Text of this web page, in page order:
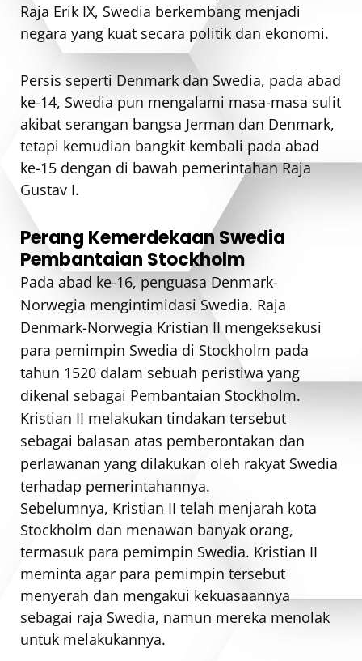
Raja Erik IX, Swedia berkembang menjadi
negara yang kuat secara politik dan ekonomi.
Persis seperti Denmark dan Swedia, pada abad
ke-14, Swedia pun mengalami masa-masa sulit
akibat serangan bangsa Jerman dan Denmark,
tetapi kemudian bangkit kembali pada abad
ke-15 dengan di bawah pemerintahan Raja
Gustav I.
Perang Kemerdekaan Swedia
Pembantaian Stockholm
Pada abad ke-16, penguasa Denmark-
Norwegia mengintimidasi Swedia. Raja
Denmark-Norwegia Kristian II mengeksekusi
para pemimpin Swedia di Stockholm pada
tahun 1520 dalam sebuah peristiwa yang
dikenal sebagai Pembantaian Stockholm.
Kristian II melakukan tindakan tersebut
sebagai balasan atas pemberontakan dan
perlawanan yang dilakukan oleh rakyat Swedia
terhadap pemerintahannya.
Sebelumnya, Kristian II telah menjarah kota
Stockholm dan menawan banyak orang,
termasuk para pemimpin Swedia. Kristian II
meminta agar para pemimpin tersebut
menyerah dan mengakui kekuasaannya
sebagai raja Swedia, namun mereka menolak
untuk melakukannya.